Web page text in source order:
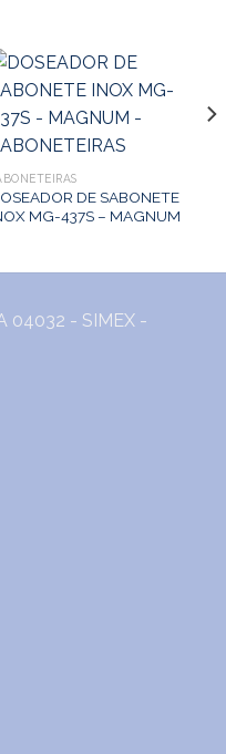
DE SABONETE
MG-437S – MAGNUM